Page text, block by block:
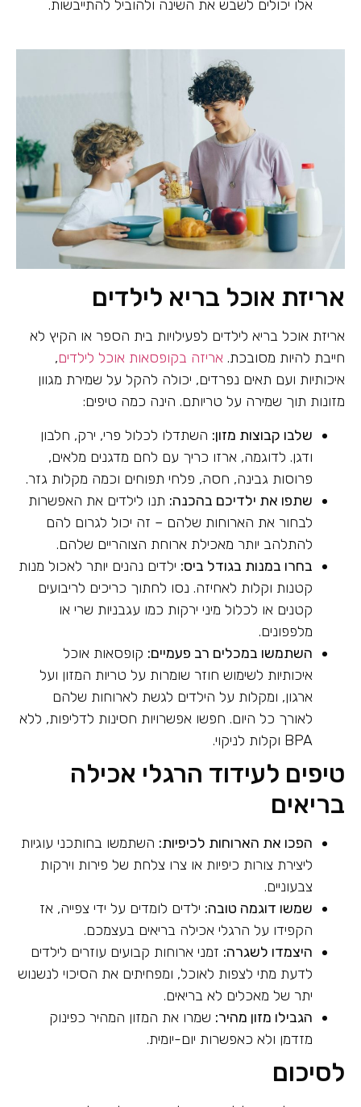
אלו יכולים לשבש את השינה ולהוביל להתייבשות.
אריזת אוכל בריא לילדים
אריזת אוכל בריא לילדים לפעילויות בית הספר או הקיץ לא
חייבת להיות מסובכת. אריזה בקופסאות אוכל לילדים,
איכותיות ועם תאים נפרדים, יכולה להקל על שמירת מגוון
מזונות תוך שמירה על טריותם. הינה כמה טיפים:
שלבו קבוצות מזון: השתדלו לכלול פרי, ירק, חלבון
ודגן. לדוגמה, ארזו כריך עם לחם מדגנים מלאים,
פרוסות גבינה, חסה, פלחי תפוחים וכמה מקלות גזר.
שתפו את ילדיכם בהכנה: תנו לילדים את האפשרות
לבחור את הארוחות שלהם – זה יכול לגרום להם
להתלהב יותר מאכילת ארוחת הצוהריים שלהם.
בחרו במנות בגודל ביס: ילדים נהנים יותר לאכול מנות
קטנות וקלות לאחיזה. נסו לחתוך כריכים לריבועים
קטנים או לכלול מיני ירקות כמו עגבניות שרי או
מלפפונים.
השתמשו במכלים רב פעמיים: קופסאות אוכל
איכותיות לשימוש חוזר שומרות על טריות המזון ועל
ארגון, ומקלות על הילדים לגשת לארוחות שלהם
לאורך כל היום. חפשו אפשרויות חסינות לדליפות, ללא
BPA וקלות לניקוי.
טיפים לעידוד הרגלי אכילה
בריאים
הפכו את הארוחות לכיפיות: השתמשו בחותכני עוגיות
ליצירת צורות כיפיות או צרו צלחת של פירות וירקות
צבעוניים.
שמשו דוגמה טובה: ילדים לומדים על ידי צפייה, אז
הקפידו על הרגלי אכילה בריאים בעצמכם.
היצמדו לשגרה: זמני ארוחות קבועים עוזרים לילדים
לדעת מתי לצפות לאוכל, ומפחיתים את הסיכוי לנשנוש
יתר של מאכלים לא בריאים.
הגבילו מזון מהיר: שמרו את המזון המהיר כפינוק
מזדמן ולא כאפשרות יום-יומית.
לסיכום